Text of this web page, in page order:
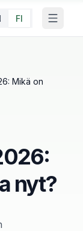
FI
Mikä on
nyt?